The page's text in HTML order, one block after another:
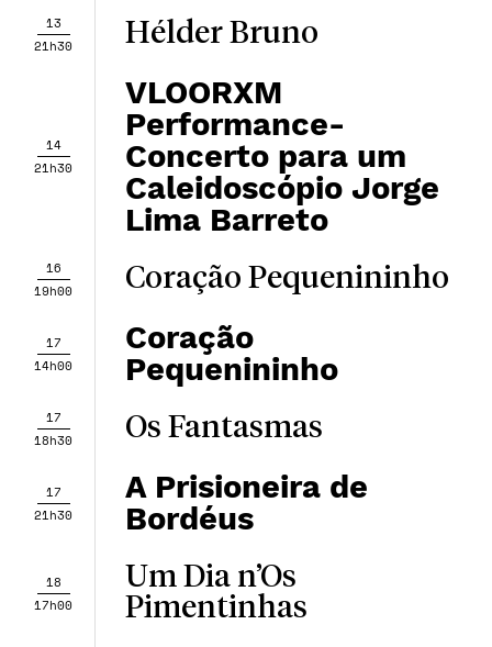
13
21h30
Hélder Bruno
14
21h30
VLOORXM
Performance-
Concerto para um
Caleidoscópio Jorge
Lima Barreto
16
19h00
Coração Pequenininho
17
14h00
Coração
Pequenininho
17
18h30
Os Fantasmas
17
21h30
A Prisioneira de
Bordéus
18
17h00
Um Dia n’Os
Pimentinhas